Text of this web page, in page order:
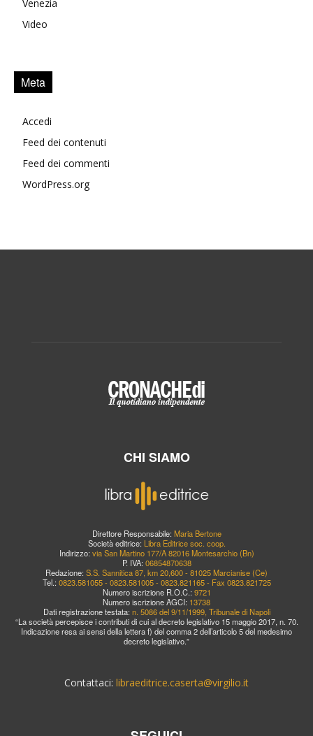
Venezia
Video
Meta
Accedi
Feed dei contenuti
Feed dei commenti
WordPress.org
CHI SIAMO
Direttore Responsabile: Maria Bertone
Società editrice: Libra Editrice soc. coop.
Indirizzo: via San Martino 177/A 82016 Montesarchio (Bn)
P. IVA: 06854870638
Redazione: S.S. Sannitica 87, km 20,600 - 81025 Marcianise (Ce)
Tel.: 0823.581055 - 0823.581005 - 0823.821165 - Fax 0823.821725
Numero iscrizione R.O.C.: 9721
Numero iscrizione AGCI: 13738
Dati registrazione testata: n. 5086 del 9/11/1999, Tribunale di Napoli
“La società percepisce i contributi di cui al decreto legislativo 15 maggio 2017, n. 70.
Indicazione resa ai sensi della lettera f) del comma 2 dell’articolo 5 del medesimo
decreto legislativo.”
Contattaci: libraeditrice.caserta@virgilio.it